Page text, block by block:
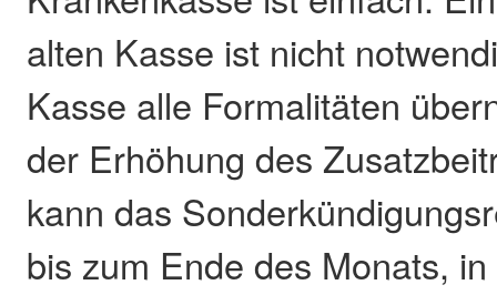
alten Kasse ist nicht
Kasse alle Formalitäten
der Erhöhung des
kann das
bis zum Ende des Monats,